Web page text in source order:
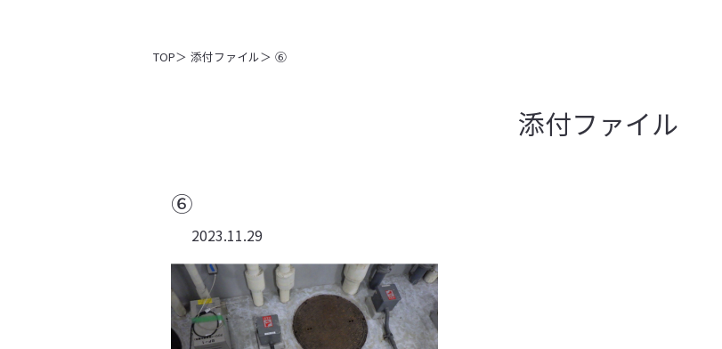
TOP 添付ファイル ⑥
添付ファイル
⑥
2023.11.29